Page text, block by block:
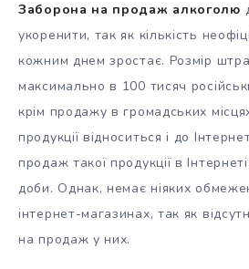
Заборона на продаж алкоголю
укоренити, так як кількість
кожним днем зростає. Розмір
максимально в 100 тисяч
крім продажу в громадських
продукції відноситься і до
продаж такої продукції в
доби. Однак, немає ніяких
інтернет-магазинах, так як
на продаж у них.